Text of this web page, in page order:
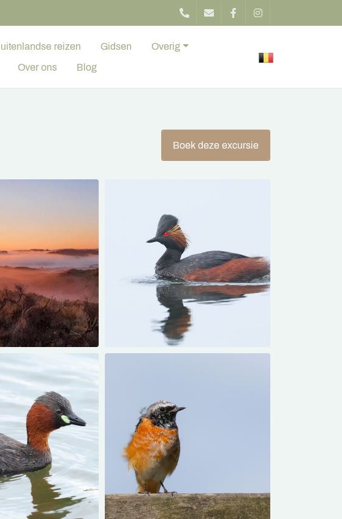
reizen Gidsen Overig
Over ons Blog
Boek deze excursie